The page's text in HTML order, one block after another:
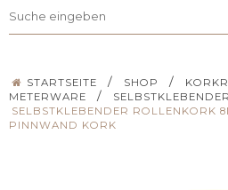
STARTSEITE / SHOP /
METERWARE
/
SELBSTKLEBENDER ROLLENKORK
INNWAND KORK